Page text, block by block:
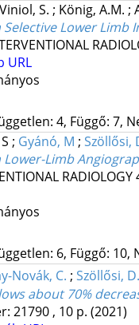
Viniol, S. ; König, A.M. ;
Lower Limb
URL
4, Függő: 7,
; Gyánó, M ; Szöllősi,
Limb
RADIOLOGY
6, Függő: 10,
Novák, C. ; Szöllősi, D.
about 70%
21790 , 10 p. (2021)